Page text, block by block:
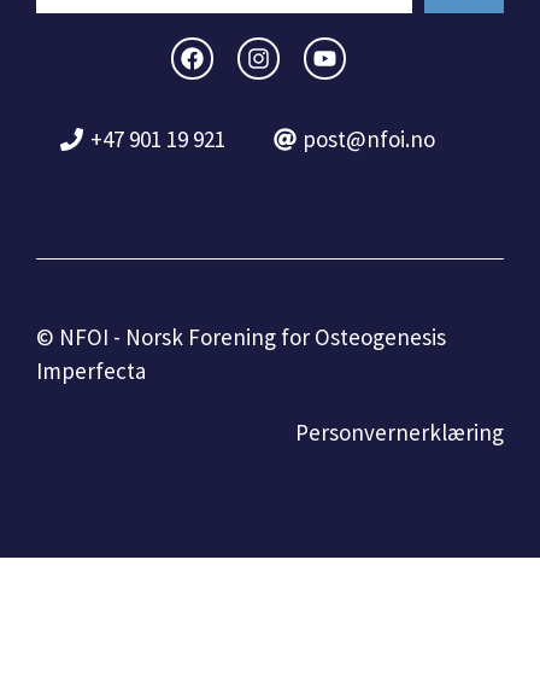
+47 901 19 921 post@nfoi.no
© NFOI - Norsk Forening for Osteogenesis
Imperfecta
Personvernerklæring